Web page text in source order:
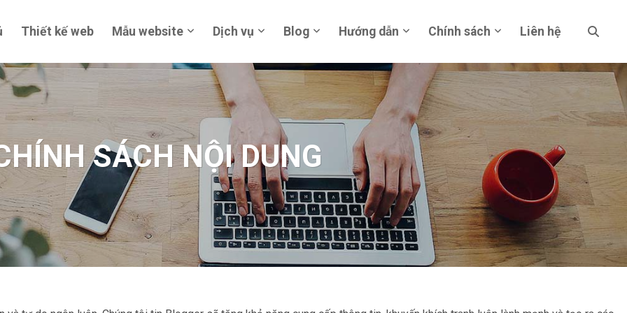
Thiết kế web Mẫu website Dịch vụ Blog Hướng dẫn Chính sách Liên hệ
SÁCH NỘI DUNG